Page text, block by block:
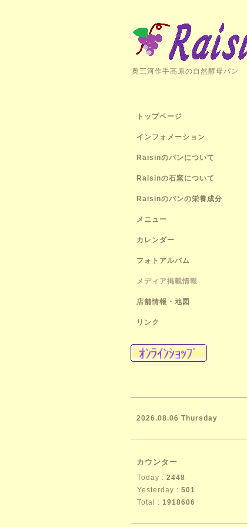
奥三河作手高原の自然酵母パン
トップページ
インフォメーション
Raisinのパンについて
Raisinの石窯について
Raisinのパンの栄養成分
メニュー
カレンダー
フォトアルバム
メディア掲載情報
店舗情報・地図
リンク
2026.08.06 Thursday
カウンター
Today : 2448
Yesterday : 501
Total : 1918606